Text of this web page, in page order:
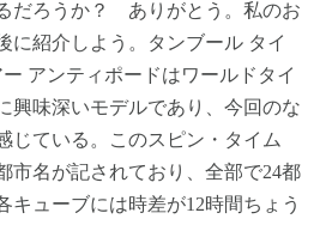
だろうか？ ありがとう。私のお
に紹介しよう。タンブール タイ
アンティポードはワールドタイ
興味深いモデルであり、今回のな
じている。このスピン・タイム
市名が記されており、全部で24都
キューブには時差が12時間ちょう